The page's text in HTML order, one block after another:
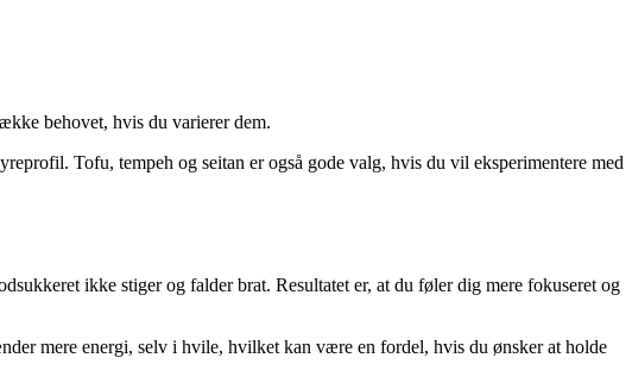
behovet, hvis du varierer dem.
Tofu, tempeh og seitan er også gode valg, hvis du vil eksperimentere med
ikke stiger og falder brat. Resultatet er, at du føler dig mere fokuseret og
mere energi, selv i hvile, hvilket kan være en fordel, hvis du ønsker at holde